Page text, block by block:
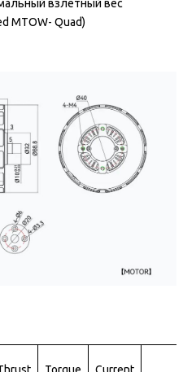
взлетный вес
MTOW- Quad)